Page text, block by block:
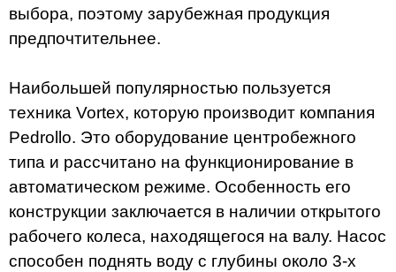
выбора, поэтому зарубежная продукция
предпочтительнее.
Наибольшей популярностью пользуется
техника Vortex, которую производит компания
Pedrollo. Это оборудование центробежного
типа и рассчитано на функционирование в
автоматическом режиме. Особенность его
конструкции заключается в наличии открытого
рабочего колеса, находящегося на валу. Насос
способен поднять воду с глубины около 3-х